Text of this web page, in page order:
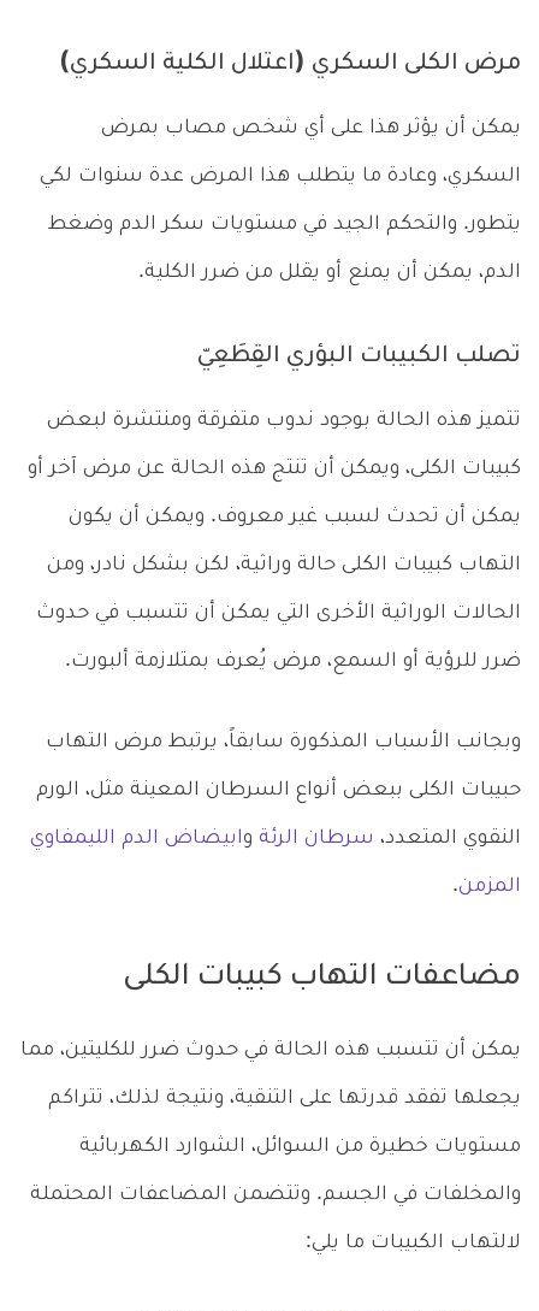
مرض الكلى السكري (اعتلال الكلية السكري)
يمكن أن يؤثر هذا على أي شخص مصاب بمرض
السكري، وعادة ما يتطلب هذا المرض عدة سنوات لكي
يتطور. والتحكم الجيد في مستويات سكر الدم وضغط
الدم، يمكن أن يمنع أو يقلل من ضرر الكلية.
تصلب الكبيبات البؤري القِطَعِيّ
تتميز هذه الحالة بوجود ندوب متفرقة ومنتشرة لبعض
كبيبات الكلى، ويمكن أن تنتج هذه الحالة عن مرض آخر أو
يمكن أن تحدث لسبب غير معروف. ويمكن أن يكون
التهاب كبيبات الكلى حالة وراثية، لكن بشكل نادر، ومن
الحالات الوراثية الأخرى التي يمكن أن تتسبب في حدوث
ضرر للرؤية أو السمع، مرض يُعرف بمتلازمة ألبورت.
وبجانب الأسباب المذكورة سابقاً، يرتبط مرض التهاب
حبيبات الكلى ببعض أنواع السرطان المعينة مثل، الورم
النقوي المتعدد، سرطان الرئة وابيضاض الدم الليمفاوي
المزمن.
مضاعفات التهاب كبيبات الكلى
يمكن أن تتسبب هذه الحالة في حدوث ضرر للكليتين، مما
يجعلها تفقد قدرتها على التنقية، ونتيجة لذلك، تتراكم
مستويات خطيرة من السوائل، الشوارد الكهربائية
والمخلفات في الجسم. وتتضمن المضاعفات المحتملة
لالتهاب الكبيبات ما يلي: